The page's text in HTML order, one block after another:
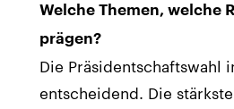
Welche Themen, welche
prägen?
Die Präsidentschaftswahl
entscheidend. Die